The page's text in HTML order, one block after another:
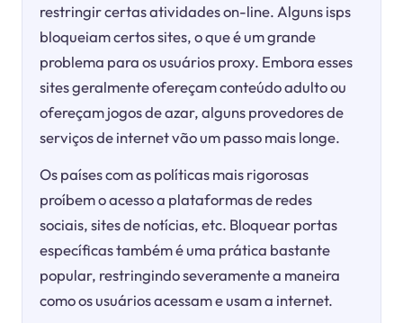
restringir certas atividades on-line. Alguns isps
bloqueiam certos sites, o que é um grande
problema para os usuários proxy. Embora esses
sites geralmente ofereçam conteúdo adulto ou
ofereçam jogos de azar, alguns provedores de
serviços de internet vão um passo mais longe.
Os países com as políticas mais rigorosas
proíbem o acesso a plataformas de redes
sociais, sites de notícias, etc. Bloquear portas
específicas também é uma prática bastante
popular, restringindo severamente a maneira
como os usuários acessam e usam a internet.